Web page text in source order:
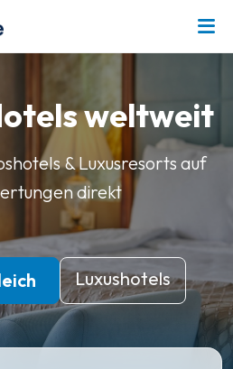
weltweit
& Luxusresorts auf
direkt
Luxushotels